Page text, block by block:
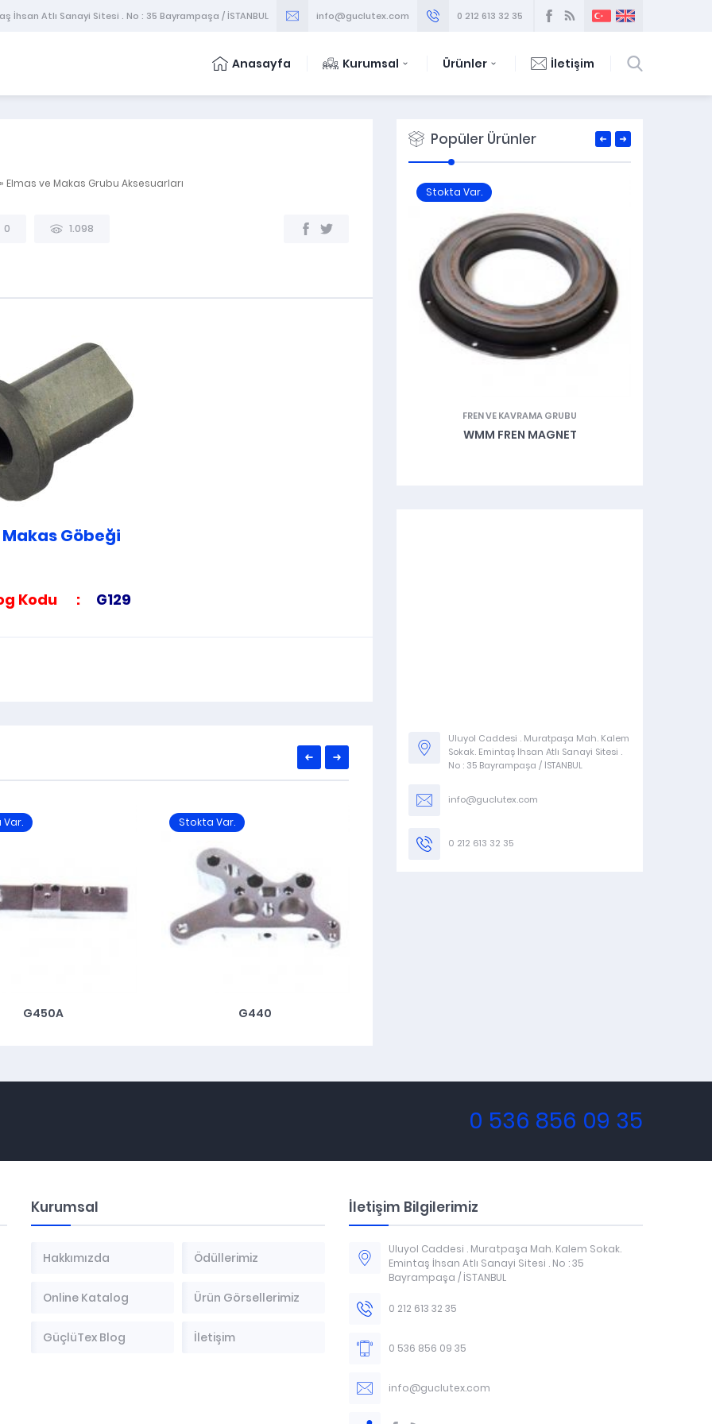
Atlı Sanayi Sitesi . No : 35 Bayrampaşa / İSTANBUL info@guclutex.com 0 212 613 32 35
Anasayfa Kurumsal Ürünler İletişim
» Elmas ve Makas Grubu Aksesuarları
0 1.098
Makas Göbeği
Kodu : G129
G450A
Stokta Var.
G440
Popüler Ürünler
Stokta Var.
FREN VE KAVRAMA GRUBU
WMM FREN MAGNET
Uluyol Caddesi . Muratpaşa Mah. Kalem
Sokak. Emintaş İhsan Atlı Sanayi Sitesi .
No : 35 Bayrampaşa / İSTANBUL
info@guclutex.com
0 212 613 32 35
0 536 856 09 35
Kurumsal
Hakkımızda Ödüllerimiz
Online Katalog Ürün Görsellerimiz
GüçlüTex Blog İletişim
İletişim Bilgilerimiz
Uluyol Caddesi . Muratpaşa Mah. Kalem Sokak.
Emintaş İhsan Atlı Sanayi Sitesi . No : 35
Bayrampaşa / İSTANBUL
0 212 613 32 35
0 536 856 09 35
info@guclutex.com